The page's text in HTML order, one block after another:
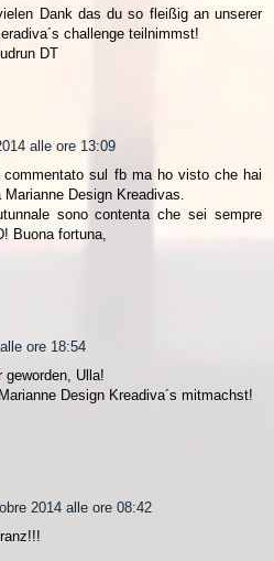
Dank das du so fleißig an unserer
challenge teilnimmst!
DT
alle ore 13:09
sul fb ma ho visto che hai
Design Kreadivas.
sono contenta che sei sempre
Buona fortuna,
ore 18:54
geworden, Ulla!
Design Kreadiva´s mitmachst!
2014 alle ore 08:42